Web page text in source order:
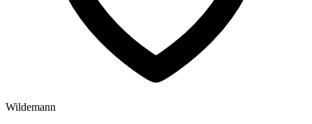
Wildemann